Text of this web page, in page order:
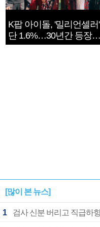
K팝 아이돌, '밀리언셀러'
단 1.6%…30년간 등장
1182개팀 전수조사
[많이 본 뉴스]
1